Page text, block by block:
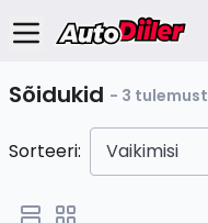
Sõidukid - 3 tulemust
Sorteeri: Vaikimisi